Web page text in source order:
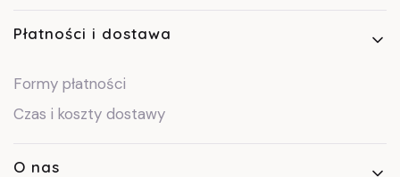
Płatności i dostawa
Formy płatności
Czas i koszty dostawy
O nas